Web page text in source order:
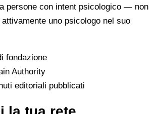
persone con intent psicologico — non
uno psicologo nel suo
fondazione
Authority
editoriali pubblicati